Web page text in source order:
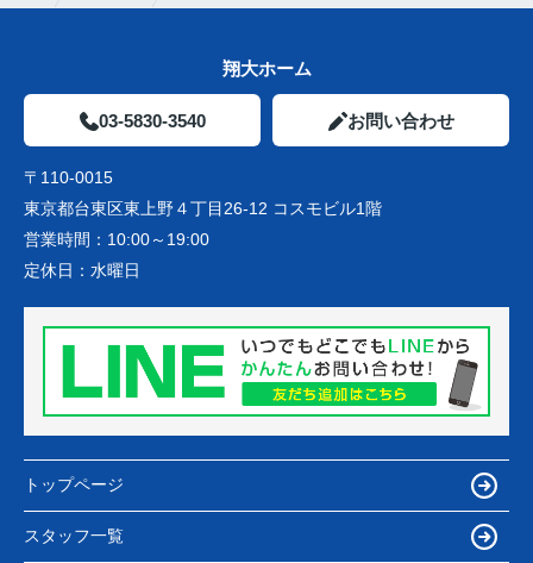
翔大ホーム
03-5830-3540 お問い合わせ
〒110-0015
東京都台東区東上野４丁目26-12 コスモビル1階
営業時間： 10:00～19:00
定休日： 水曜日
トップページ
スタッフ一覧